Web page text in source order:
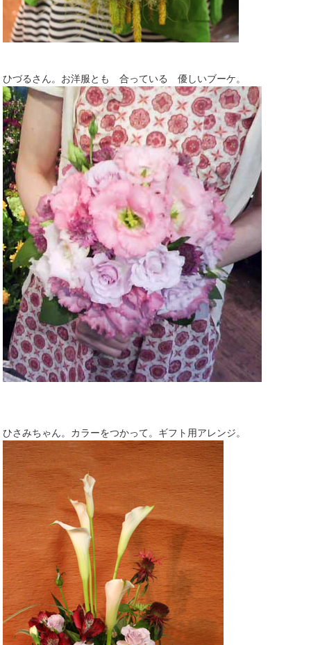
ひづるさん。お洋服とも 合っている 優しいブーケ。
ひさみちゃん。カラーをつかって。ギフト用アレンジ。